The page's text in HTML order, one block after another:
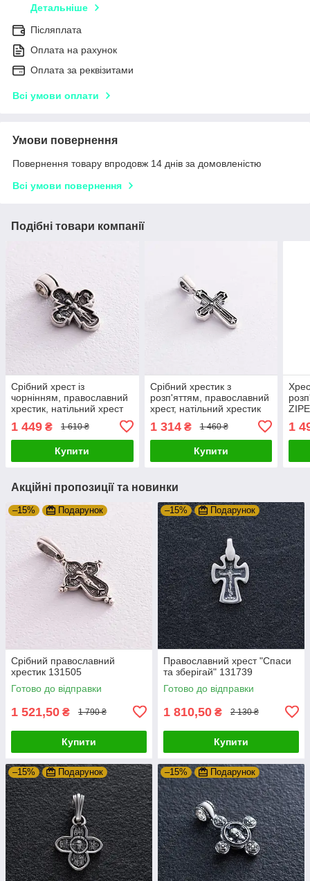
Детальніше
Післяплата
Оплата на рахунок
Оплата за реквізитами
Всі умови оплати
Умови повернення
Повернення товару впродовж 14 днів за домовленістю
Всі умови повернення
Подібні товари компанії
Срібний хрест із
чорнінням, православний
хрестик, натільний хрест
Розп'яття
1 449 ₴ 1 610 ₴
Купити
Срібний хрестик з
розп'яттям, православний
хрест, натільний хрестик
1 314₴ 1 460 ₴
Купити
1
Акційні пропозиції та новинки
–15% Подарунок
Срібний православний
хрестик 131505
Готово до відправки
1 521,50 ₴ 1 790 ₴
Купити
–15% Подарунок
Православний хрест "Спаси
та зберігай" 131739
Готово до відправки
1 810,50 ₴ 2 130 ₴
Купити
–15% Подарунок –15% Подарунок